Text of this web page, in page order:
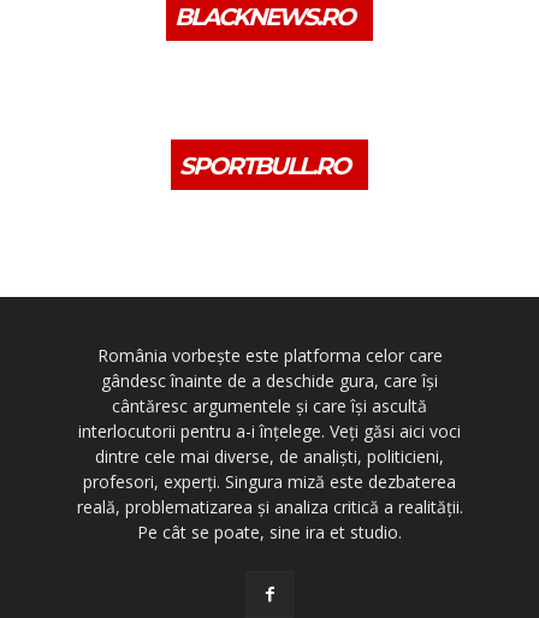
BLACKNEWS.RO
SPORTBULL.RO
România vorbește este platforma celor care
gândesc înainte de a deschide gura, care își
cântăresc argumentele și care își ascultă
interlocutorii pentru a-i înțelege. Veți găsi aici voci
dintre cele mai diverse, de analiști, politicieni,
profesori, experți. Singura miză este dezbaterea
reală, problematizarea și analiza critică a realității.
Pe cât se poate, sine ira et studio.